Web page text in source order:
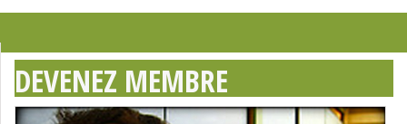
DEVENEZ MEMBRE